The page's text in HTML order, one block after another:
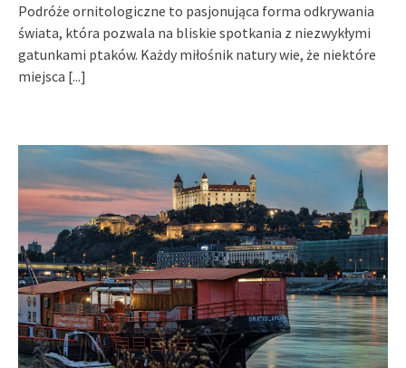
Podróże ornitologiczne to pasjonująca forma odkrywania
świata, która pozwala na bliskie spotkania z niezwykłymi
gatunkami ptaków. Każdy miłośnik natury wie, że niektóre
miejsca [...]